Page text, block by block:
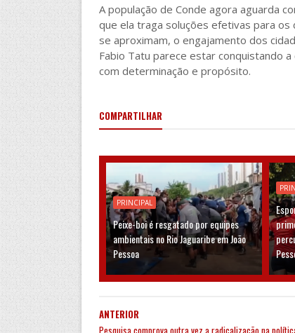
A população de Conde agora aguarda
que ela traga soluções efetivas para
se aproximam, o engajamento dos
Fabio Tatu parece estar conquistando
com determinação e propósito.
COMPARTILHAR
PRINCIPAL
Peixe-boi é resgatado por equipes
ambientais no Rio Jaguaribe em João
Pessoa
ANTERIOR
Pesquisa comprova outra vez a radicalização na